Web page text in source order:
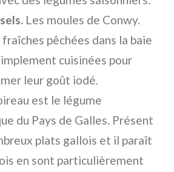
Les moules de Conwy.
pêchées dans la baie
cuisinées pour
leur goût iodé.
est le légume
du Pays de Galles. Présent
plats gallois et il paraît
en sont particulièrement